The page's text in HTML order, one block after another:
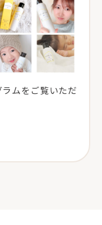
ムをご覧いただ